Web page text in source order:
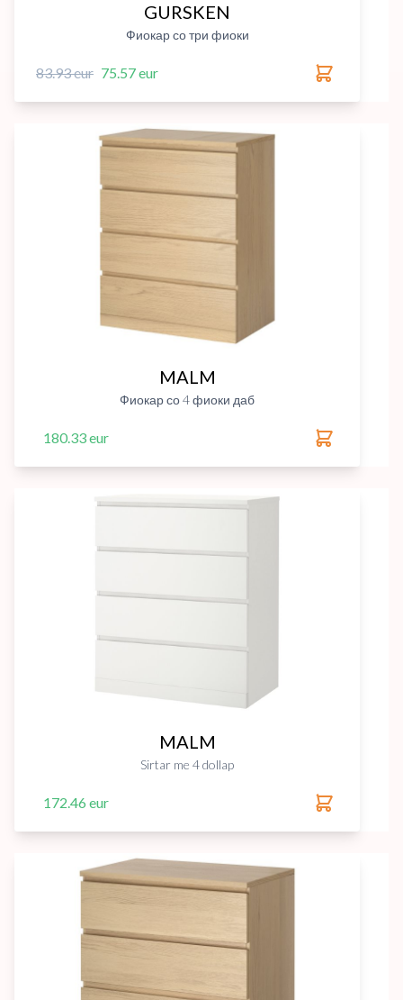
GURSKEN
Фиокар со три фиоки
83.93 eur 75.57 eur
MALM
Фиокар со 4 фиоки даб
180.33 eur
MALM
Sirtar me 4 dollap
172.46 eur